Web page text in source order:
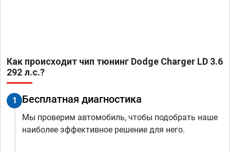
Как происходит чип тюнинг Dodge Charger LD 3.6
292 л.с.?
1 Бесплатная диагностика
Мы проверим автомобиль, чтобы подобрать наше
наиболее эффективное решение для него.